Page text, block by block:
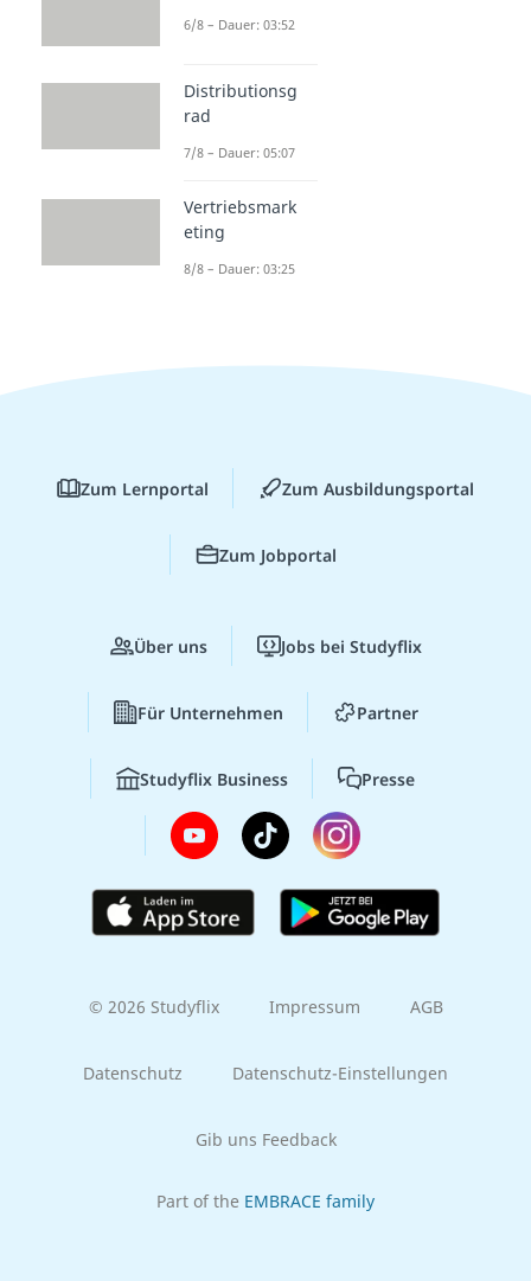
6/8 – Dauer: 03:52
Distributionsg
rad
7/8 – Dauer: 05:07
Vertriebsmark
eting
8/8 – Dauer: 03:25
Zum Lernportal Zum Ausbildungsportal
Zum Jobportal
Über uns Jobs bei Studyflix
Für Unternehmen Partner
Studyflix Business Presse
© 2026 Studyflix Impressum AGB
Datenschutz Datenschutz-Einstellungen
Gib uns Feedback
Part of the EMBRACE family